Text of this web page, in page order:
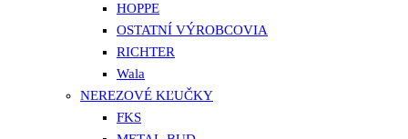
HOPPE
OSTATNÍ VÝROBCOVIA
RICHTER
Wala
NEREZOVÉ KĽUČKY
FKS